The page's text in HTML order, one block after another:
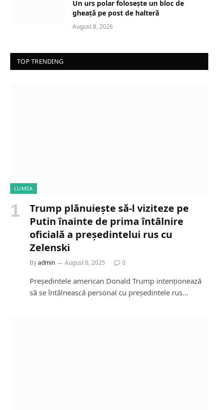
Un urs polar folosește un bloc de
gheață pe post de halteră
August 8, 2026
TOP TRENDING
LUMEA
Trump plănuiește să-l viziteze pe
Putin înainte de prima întâlnire
oficială a președintelui rus cu
Zelenski
Byadmin August 6, 2025 0
Președintele american Donald Trump intenționează
să se întâlnească personal cu președintele rus…